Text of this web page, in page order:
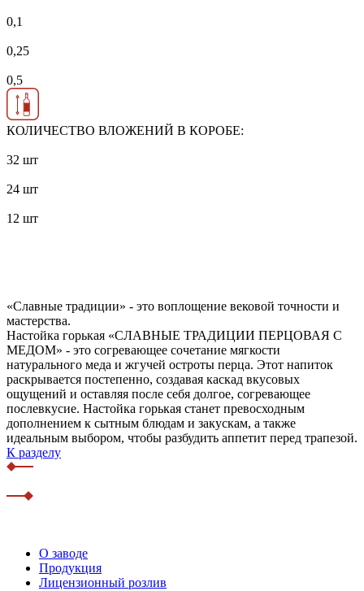
0,1
0,25
0,5
КОЛИЧЕСТВО ВЛОЖЕНИЙ В КОРОБЕ:
32 шт
24 шт
12 шт
«Славные традиции» - это воплощение вековой точности и
мастерства.
Настойка горькая «СЛАВНЫЕ ТРАДИЦИИ ПЕРЦОВАЯ С
МЕДОМ» - это согревающее сочетание мягкости
натурального меда и жгучей остроты перца. Этот напиток
раскрывается постепенно, создавая каскад вкусовых
ощущений и оставляя после себя долгое, согревающее
послевкусие. Настойка горькая станет превосходным
дополнением к сытным блюдам и закускам, а также
идеальным выбором, чтобы разбудить аппетит перед трапезой.
К разделу
О заводе
Продукция
Лицензионный розлив